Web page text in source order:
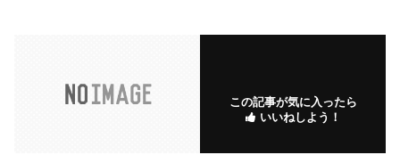
この記事が気に入ったら
いいねしよう！